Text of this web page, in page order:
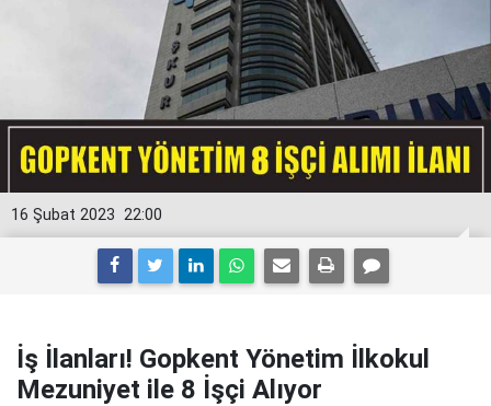
22:00
16 Şubat 2023
İş İlanları! Gopkent Yönetim İlkokul
Mezuniyet ile 8 İşçi Alıyor